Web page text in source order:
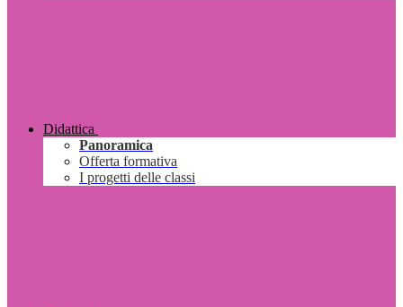
Didattica
Panoramica
Offerta formativa
I progetti delle classi